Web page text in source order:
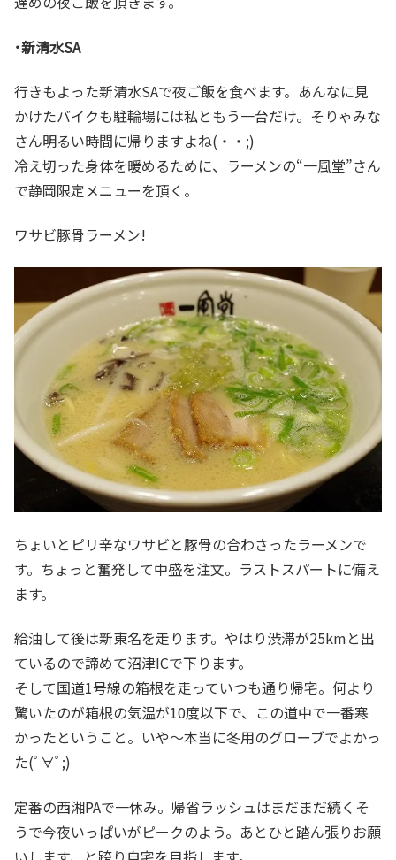
･新清水SA
行きもよった新清水SAで夜ご飯を食べます。あんなに見
かけたバイクも駐輪場には私ともう一台だけ。そりゃみな
さん明るい時間に帰りますよね(・・;)
冷え切った身体を暖めるために、ラーメンの“一風堂”さん
で静岡限定メニューを頂く。
ワサビ豚骨ラーメン!
ちょいとピリ辛なワサビと豚骨の合わさったラーメンで
す。ちょっと奮発して中盛を注文。ラストスパートに備え
ます。
給油して後は新東名を走ります。やはり渋滞が25kmと出
ているので諦めて沼津ICで下ります。
そして国道1号線の箱根を走っていつも通り帰宅。何より
驚いたのが箱根の気温が10度以下で、この道中で一番寒
かったということ。いや～本当に冬用のグローブでよかっ
た(ﾟ∀ﾟ;)
定番の西湘PAで一休み。帰省ラッシュはまだまだ続くそ
うで今夜いっぱいがピークのよう。あとひと踏ん張りお願